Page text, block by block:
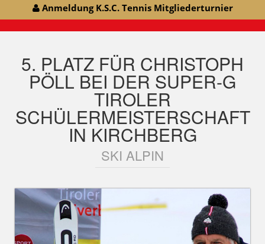
Anmeldung K.S.C. Tennis Mitgliederturnier
5. PLATZ FÜR CHRISTOPH
PÖLL BEI DER SUPER-G
TIROLER
SCHÜLERMEISTERSCHAFT
IN KIRCHBERG
SKI ALPIN